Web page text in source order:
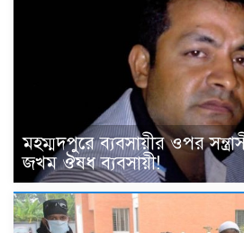
মহম্মদপুরে ব্যবসায়ীর ওপর
জখম ঔষধ ব্যবসায়ী!